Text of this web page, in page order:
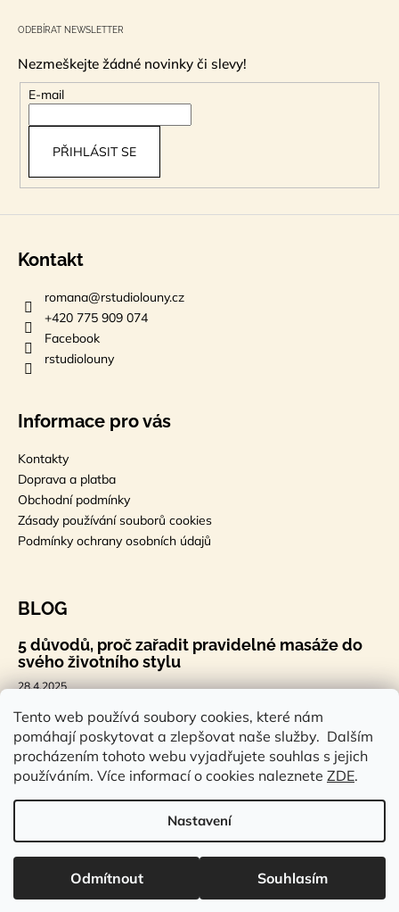
Tento web používá soubory cookies, které nám
pomáhají poskytovat a zlepšovat naše služby. Dalším
procházením tohoto webu vyjadřujete souhlas s jejich
používáním. Více informací o cookies naleznete ZDE.
Nastavení
Odmítnout Souhlasím
ODEBÍRAT NEWSLETTER
Nezmeškejte žádné novinky či slevy!
E-mail
PŘIHLÁSIT SE
Kontakt
romana@rstudiolouny.cz
+420 775 909 074
Facebook
rstudiolouny
Informace pro vás
Kontakty
Doprava a platba
Obchodní podmínky
Zásady používání souborů cookies
Podmínky ochrany osobních údajů
BLOG
5 důvodů, proč zařadit pravidelné masáže do
svého životního stylu
28.4.2025
🐣 Velikonoční styl, který tě bude bavit
7.4.2025
Sauna a saunová terapie: Cesta ke zdraví a
pohodě
14.2.2025
Copyright 2026Rstudioeshop.cz . Všechna práva vyhrazena.